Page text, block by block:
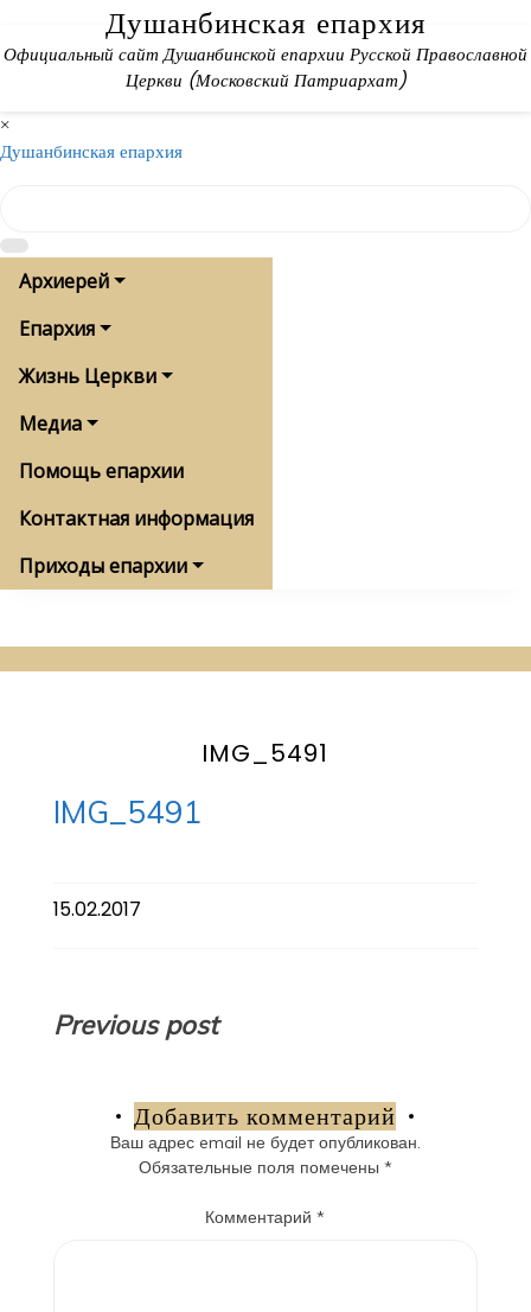
content
Душанбинская епархия
Официальный сайт Душанбинской епархии Русской Православной
Церкви (Московский Патриархат)
×
Душанбинская епархия
Архиерей
Епархия
Жизнь Церкви
Медиа
Помощь епархии
Контактная информация
Приходы епархии
IMG_5491
IMG_5491
15.02.2017
Навигация
записям
Previous post
Добавить комментарий
Ваш адрес email не будет опубликован.
Обязательные поля помечены *
Комментарий*